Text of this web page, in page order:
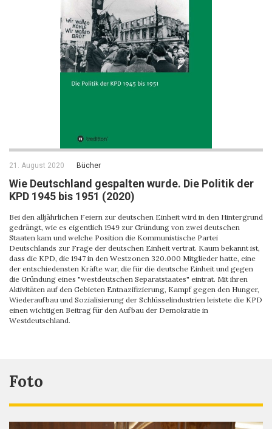
21. August 2020 Bücher
Wie Deutschland gespalten wurde. Die Politik der
KPD 1945 bis 1951 (2020)
Bei den alljährlichen Feiern zur deutschen Einheit wird in den Hintergrund
gedrängt, wie es eigentlich 1949 zur Gründung von zwei deutschen
Staaten kam und welche Position die Kommunistische Partei
Deutschlands zur Frage der deutschen Einheit vertrat. Kaum bekannt ist,
dass die KPD, die 1947 in den Westzonen 320.000 Mitglieder hatte, eine
der entschiedensten Kräfte war, die für die deutsche Einheit und gegen
die Gründung eines "westdeutschen Separatstaates" eintrat. Mit ihren
Aktivitäten auf den Gebieten Entnazifizierung, Kampf gegen den Hunger,
Wiederaufbau und Sozialisierung der Schlüsselindustrien leistete die KPD
einen wichtigen Beitrag für den Aufbau der Demokratie in
Westdeutschland.
Foto